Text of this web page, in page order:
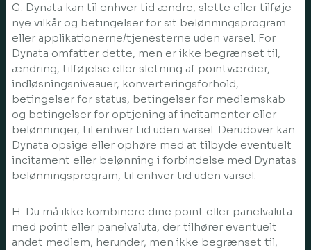
G. Dynata kan til enhver tid ændre, slette eller tilføje
nye vilkår og betingelser for sit belønningsprogram
eller applikationerne/tjenesterne uden varsel. For
Dynata omfatter dette, men er ikke begrænset til,
ændring, tilføjelse eller sletning af pointværdier,
indløsningsniveauer, konverteringsforhold,
betingelser for status, betingelser for medlemskab
og betingelser for optjening af incitamenter eller
belønninger, til enhver tid uden varsel. Derudover kan
Dynata opsige eller ophøre med at tilbyde eventuelt
incitament eller belønning i forbindelse med Dynatas
belønningsprogram, til enhver tid uden varsel.
H. Du må ikke kombinere dine point eller panelvaluta
med point eller panelvaluta, der tilhører eventuelt
andet medlem, herunder, men ikke begrænset til,